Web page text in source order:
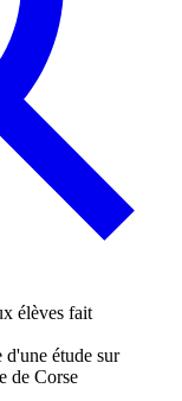
d'une étude sur
de Corse